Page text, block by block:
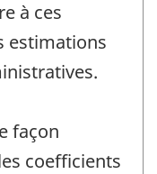
à ces
estimations
façon
coefficients